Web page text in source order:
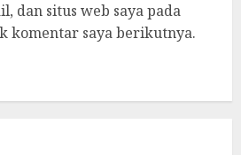
dan situs web saya pada
komentar saya berikutnya.